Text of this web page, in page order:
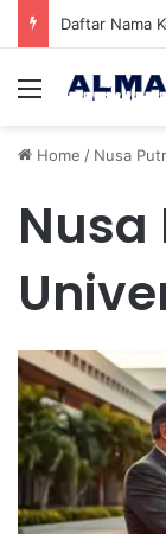
Menu
Home / Nusa
Nusa